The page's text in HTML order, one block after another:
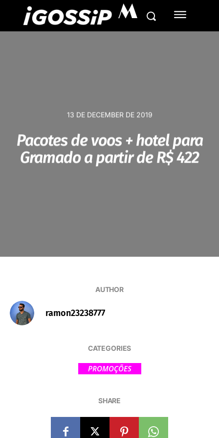
M
13 DE DECEMBER DE 2019
Pacotes de voos + hotel para
Gramado a partir de R$ 422
AUTHOR
ramon23238777
CATEGORIES
PROMOÇÕES
SHARE